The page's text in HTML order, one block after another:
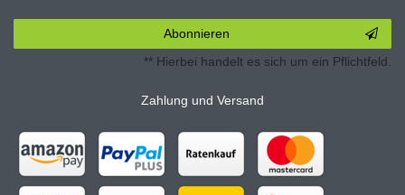
Abonnieren
** Hierbei handelt es sich um ein Pflichtfeld.
Zahlung und Versand